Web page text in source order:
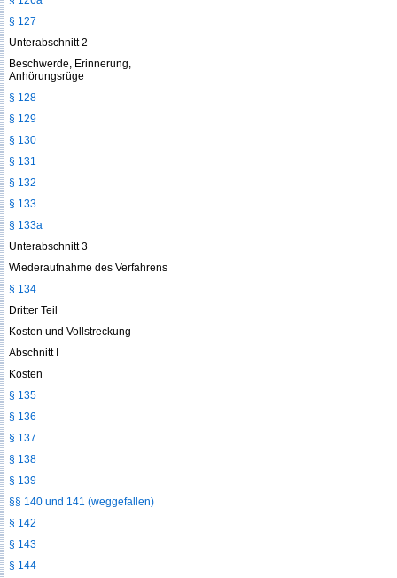
§ 127
Unterabschnitt 2
Beschwerde, Erinnerung,
Anhörungsrüge
§ 128
§ 129
§ 130
§ 131
§ 132
§ 133
§ 133a
Unterabschnitt 3
Wiederaufnahme des Verfahrens
§ 134
Dritter Teil
Kosten und Vollstreckung
Abschnitt I
Kosten
§ 135
§ 136
§ 137
§ 138
§ 139
§§ 140 und 141 (weggefallen)
§ 142
§ 143
§ 144